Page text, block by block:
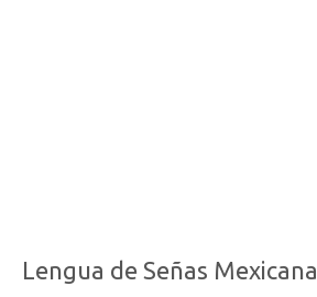
Lengua de Señas Mexicana